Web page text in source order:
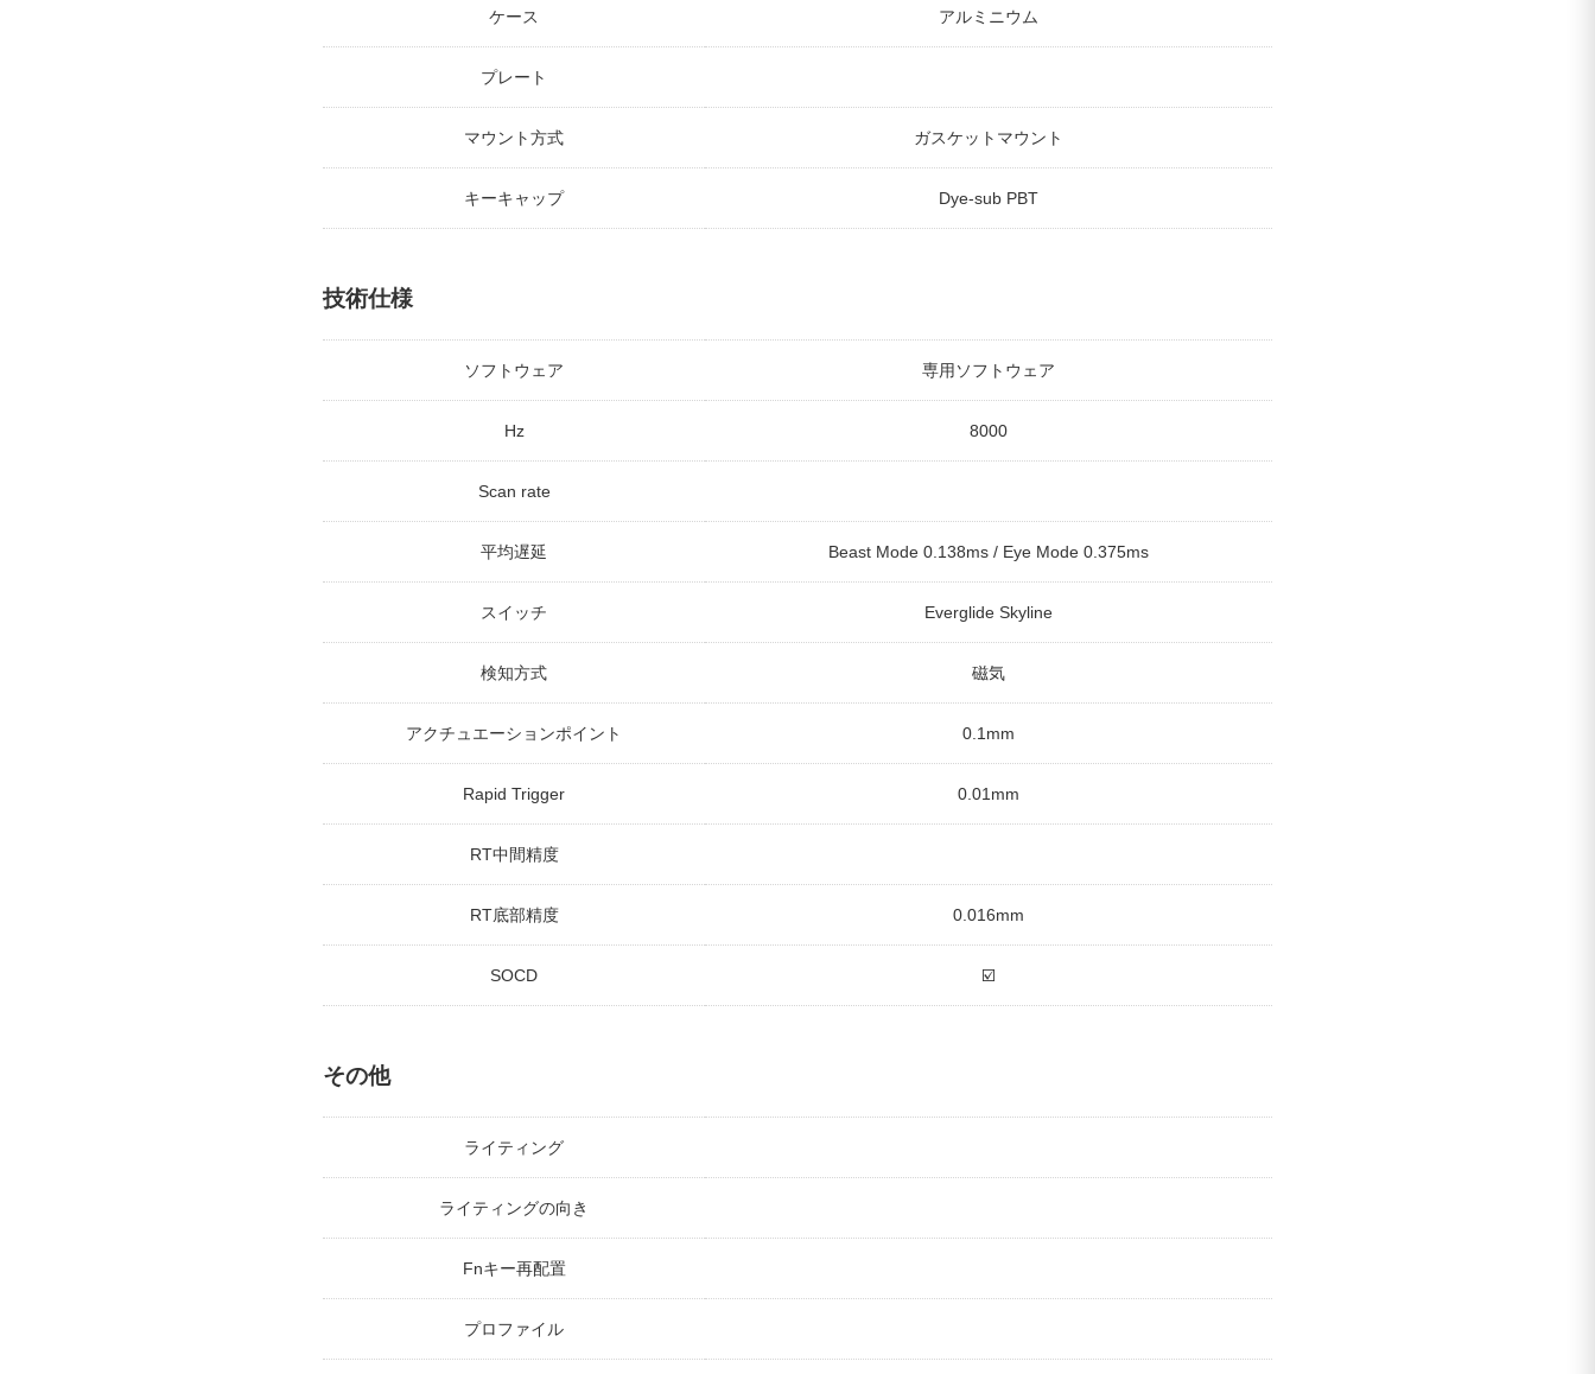
ケース アルミニウム
プレート
マウント方式 ガスケットマウント
キーキャップ Dye-sub PBT
技術仕様
ソフトウェア 専用ソフトウェア
Hz 8000
Scan rate
平均遅延 Beast Mode 0.138ms / Eye Mode 0.375ms
スイッチ Everglide Skyline
検知方式 磁気
アクチュエーションポイント 0.1mm
Rapid Trigger 0.01mm
RT中間精度
RT底部精度 0.016mm
SOCD ☑️
その他
ライティング
ライティングの向き
Fnキー再配置
プロファイル